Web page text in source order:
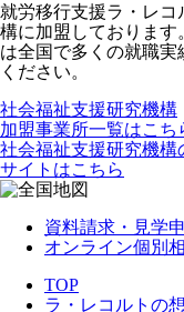
就労移行支援ラ・レ
構に加盟しておりま
は全国で多くの就職実
ください。
社会福祉支援研究機構
加盟事業所一覧はこち
社会福祉支援研究機構
サイトはこちら
資料請求・見学
オンライン個別
TOP
ラ・レコルトの